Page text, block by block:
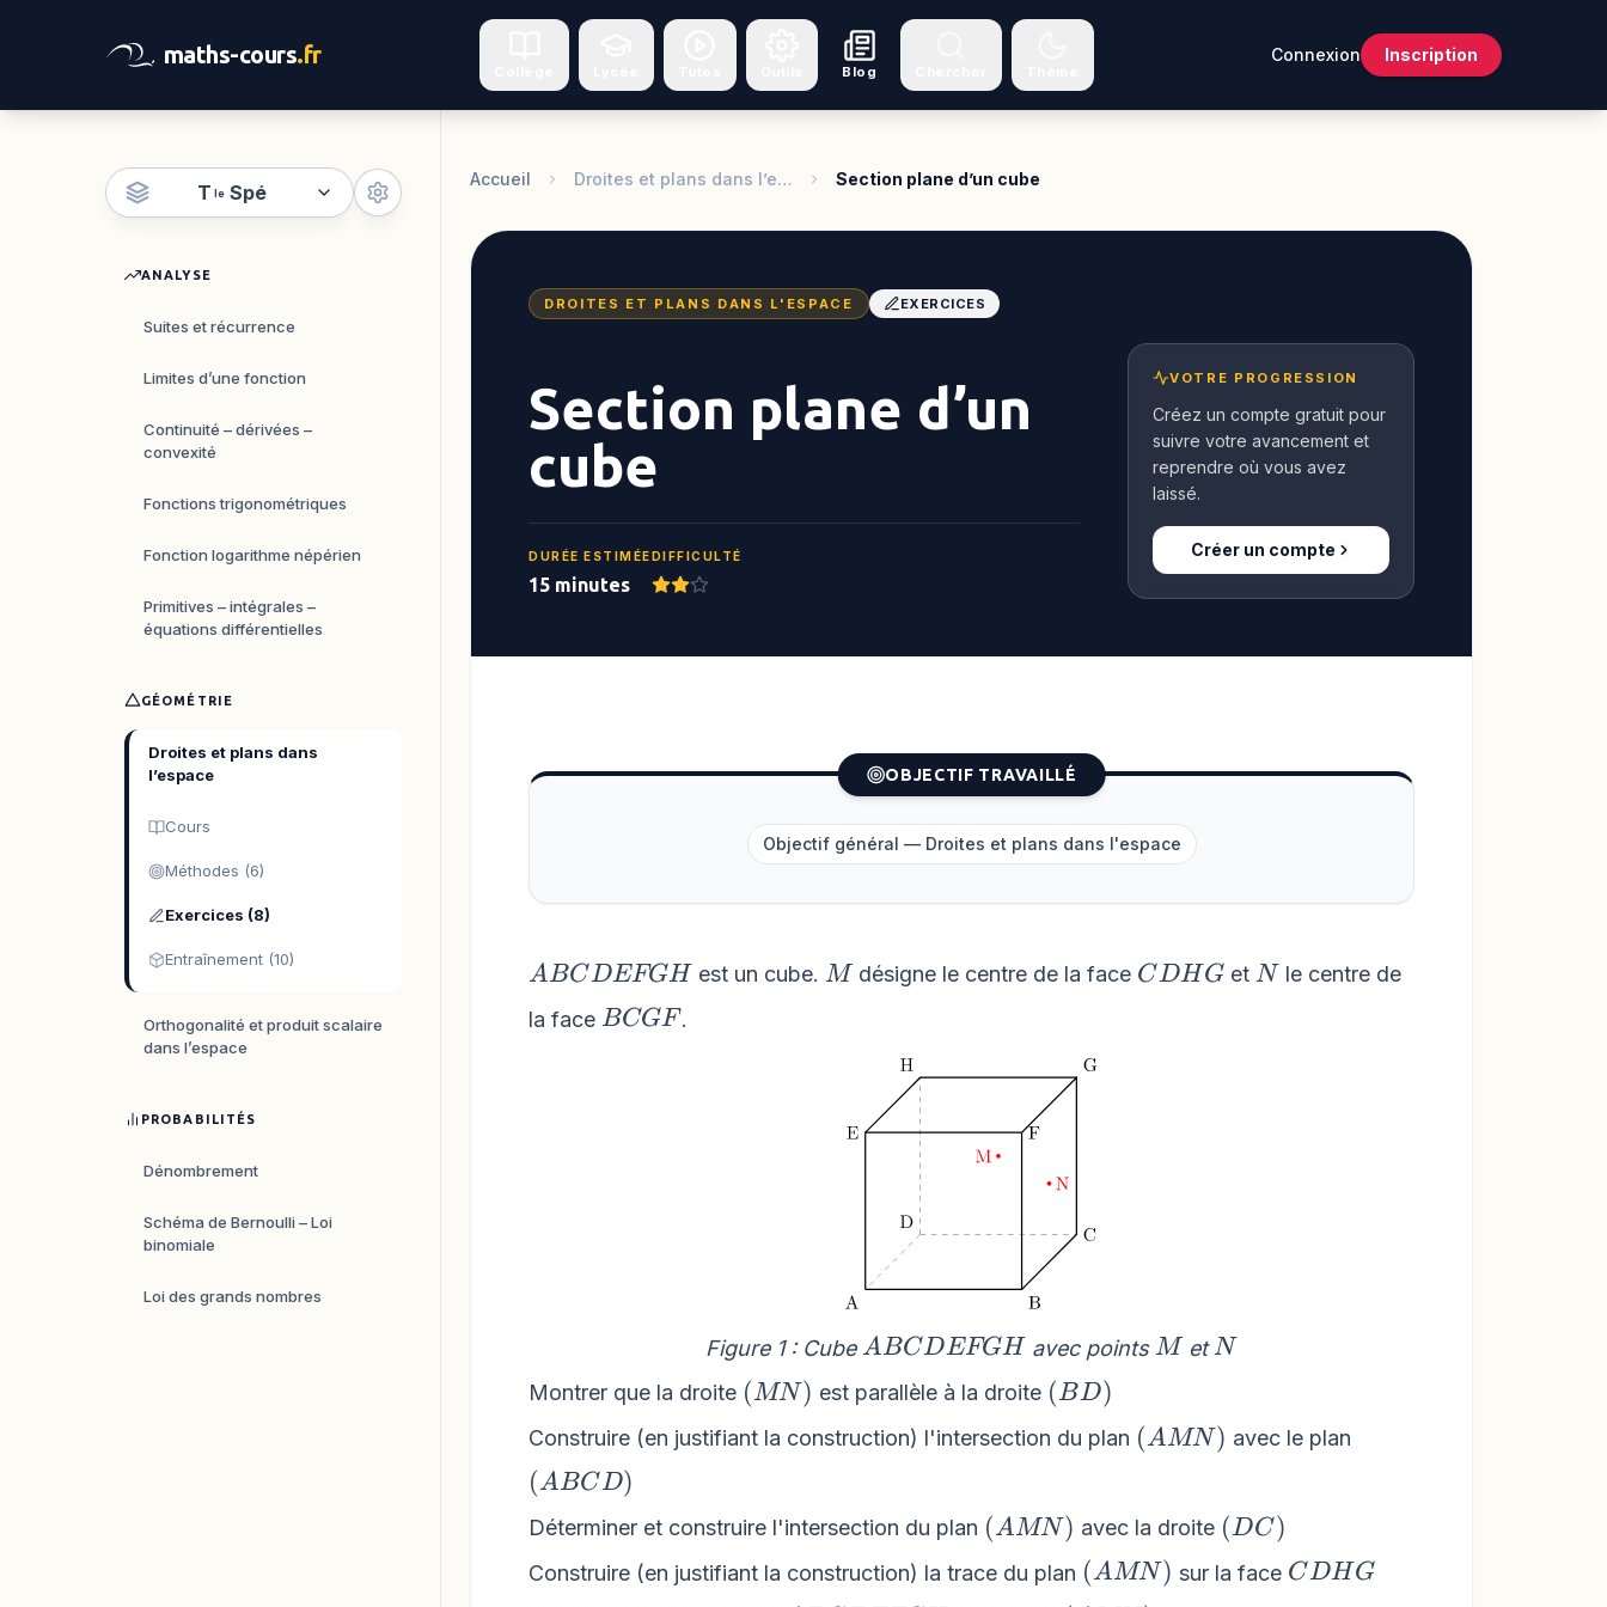
maths-cours.fr
Blog
Connexion Inscription
T le Spé
ANALYSE
Suites et récurrence
Limites d’une fonction
Continuité – dérivées –
convexité
Fonctions trigonométriques
Fonction logarithme népérien
Primitives – intégrales –
équations différentielles
GÉOMÉTRIE
Droites et plans dans
l’espace
Cours
Méthodes (6)
Exercices (8)
Entraînement (10)
Orthogonalité et produit scalaire
dans l’espace
PROBABILITÉS
Dénombrement
Schéma de Bernoulli – Loi
binomiale
Loi des grands nombres
Accueil Droites et plans dans l’e… Section plane d’un cube
DROITES ET PLANS DANS L'ESPACE EXERCICES
Section plane d’un
cube
DURÉE ESTIMÉE
15 minutes
DIFFICULTÉ
VOTRE PROGRESSION
Créez un compte gratuit pour
suivre votre avancement et
reprendre où vous avez
laissé.
Créer un compte
OBJECTIF TRAVAILLÉ
Objectif général — Droites et plans dans l'espace
ABCDEFGH
ABCDEFGHest un cube. M
M désigne le centre de la face CDHG
CDHGet N
Nle centre de
la face BCGF
BCGF .
Figure 1 : Cube ABCDEFGH
ABCDEFGH avec points M
M et N
N
Montrer que la droite \left(MN\right)
(MN) est parallèle à la droite \left(BD\right)
(BD)
Construire (en justifiant la construction) l'intersection du plan \left(AMN\right)
(AMN) avec le plan
\left(ABCD\right)
(ABCD)
Déterminer et construire l'intersection du plan \left(AMN\right)
(AMN) avec la droite \left(DC\right)
(DC)
Construire (en justifiant la construction) la trace du plan \left(AMN\right)
(AMN) sur la face CDHG
CDHG